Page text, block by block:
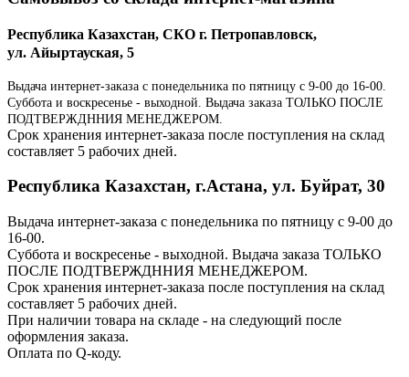
Республика Казахстан, СКО г. Петропавловск,
ул. Айыртауская, 5
Выдача интернет-заказа с понедельника по пятницу с 9-00 до 16-00.
Суббота и воскресенье - выходной. Выдача заказа ТОЛЬКО ПОСЛЕ
ПОДТВЕРЖДННИЯ МЕНЕДЖЕРОМ.
Срок хранения интернет-заказа после поступления на склад
составляет 5 рабочих дней.
Республика Казахстан, г.Астана, ул. Буйрат, 30
Выдача интернет-заказа с понедельника по пятницу с 9-00 до
16-00.
Суббота и воскресенье - выходной. Выдача заказа ТОЛЬКО
ПОСЛЕ ПОДТВЕРЖДННИЯ МЕНЕДЖЕРОМ.
Срок хранения интернет-заказа после поступления на склад
составляет 5 рабочих дней.
При наличии товара на складе - на следующий после
оформления заказа.
Оплата по Q-коду.